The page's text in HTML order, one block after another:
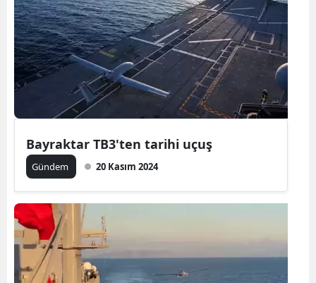
Bayraktar TB3'ten tarihi uçuş
Gündem 20 Kasım 2024